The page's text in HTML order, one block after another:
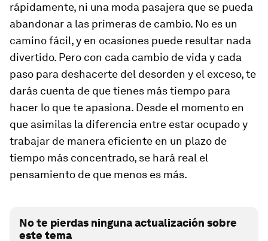
rápidamente, ni una moda pasajera que se pueda
abandonar a las primeras de cambio. No es un
camino fácil, y en ocasiones puede resultar nada
divertido. Pero con cada cambio de vida y cada
paso para deshacerte del desorden y el exceso, te
darás cuenta de que tienes más tiempo para
hacer lo que te apasiona. Desde el momento en
que asimilas la diferencia entre estar ocupado y
trabajar de manera eficiente en un plazo de
tiempo más concentrado, se hará real el
pensamiento de que menos es más.
No te pierdas ninguna actualización sobre
este tema